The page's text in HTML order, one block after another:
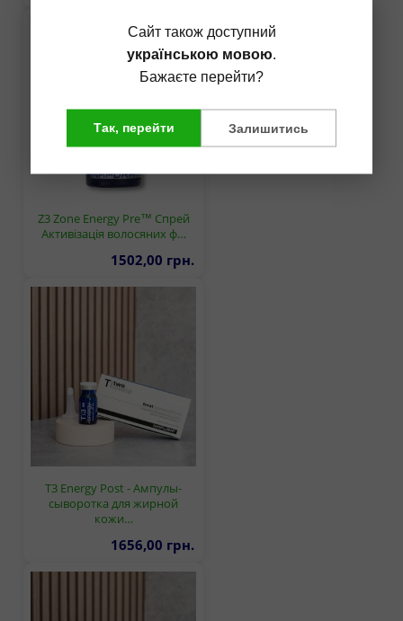
Z3 Zone Energy Pre™ Спрей
Активізація волосяних ф…
1502,00 грн.
T3 Energy Post - Ампулы-
сыворотка для жирной
кожи…
1656,00 грн.
Сайт також доступний
українською мовою.
Бажаєте перейти?
Так, перейти Залишитись